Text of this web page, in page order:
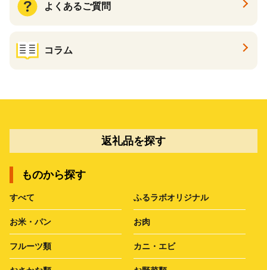
よくあるご質問
コラム
返礼品を探す
ものから探す
すべて ふるラボオリジナル
お米・パン お肉
フルーツ類 カニ・エビ